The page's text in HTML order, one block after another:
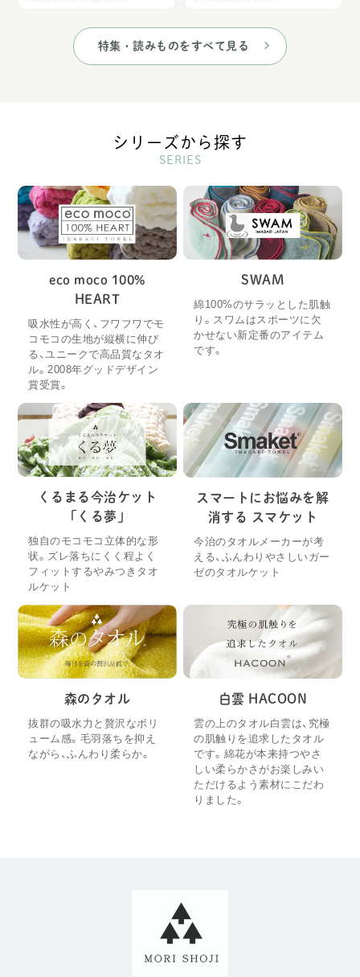
特集・読みものをすべて見る
シリーズから探す
SERIES
eco moco 100%
HEART
吸水性が高く、フワフワでモ
コモコの生地が縦横に伸び
る、ユニークで高品質なタオ
ル。2008年グッドデザイン
賞受賞。
SWAM
綿100%のサラッとした肌触
り。スワムはスポーツに欠
かせない新定番のアイテム
です。
くるまる今治ケット
「くる夢」
独自のモコモコ立体的な形
状。ズレ落ちにくく程よく
フィットするやみつきタオ
ルケット
スマートにお悩みを解
消する スマケット
今治のタオルメーカーが考
える、ふんわりやさしいガー
ゼのタオルケット
森のタオル
抜群の吸水力と贅沢なボリ
ューム感。毛羽落ちを抑え
ながら、ふんわり柔らか。
白雲 HACOON
雲の上のタオル白雲は、究極
の肌触りを追求したタオル
です。綿花が本来持つやさ
しい柔らかさがお楽しみい
ただけるよう素材にこだわ
りました。